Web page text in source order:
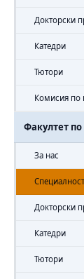
Докторски
Катедри
Тютори
Комисия по
Факултет
За нас
Докторски
Катедри
Тютори